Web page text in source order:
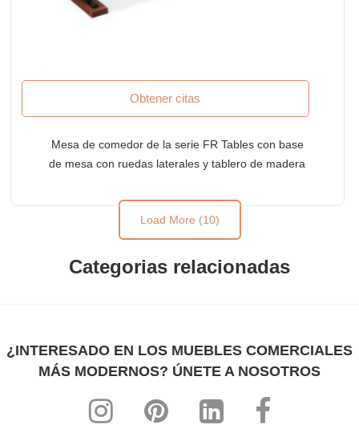
Obtener citas
Mesa de comedor de la serie FR Tables con base
de mesa con ruedas laterales y tablero de madera
Load More (10)
Categorias relacionadas
¿INTERESADO EN LOS MUEBLES COMERCIALES
MÁS MODERNOS? ÚNETE A NOSOTROS